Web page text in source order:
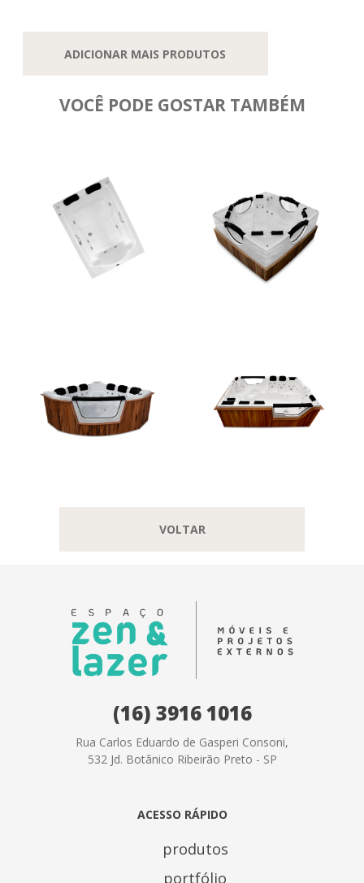
ADICIONAR MAIS PRODUTOS
VOCÊ PODE GOSTAR TAMBÉM
VOLTAR
(16) 3916 1016
Rua Carlos Eduardo de Gasperi Consoni,
532 Jd. Botânico Ribeirão Preto - SP
ACESSO RÁPIDO
produtos
portfólio